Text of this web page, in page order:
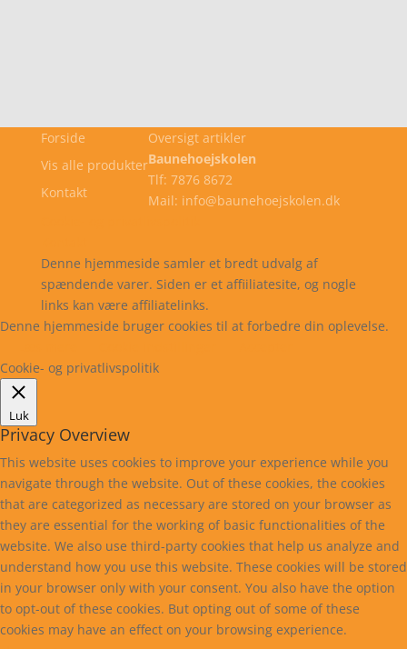
Forside
Vis alle produkter
Kontakt
Oversigt artikler
Baunehoejskolen
Tlf: 7876 8672
Mail: info@baunehoejskolen.dk
Denne hjemmeside samler et bredt udvalg af
spændende varer. Siden er et affiiliatesite, og nogle
links kan være affiliatelinks.
Denne hjemmeside bruger cookies til at forbedre din oplevelse.
Cookie- og privatlivspolitik
Luk
Privacy Overview
This website uses cookies to improve your experience while you
navigate through the website. Out of these cookies, the cookies
that are categorized as necessary are stored on your browser as
they are essential for the working of basic functionalities of the
website. We also use third-party cookies that help us analyze and
understand how you use this website. These cookies will be stored
in your browser only with your consent. You also have the option
to opt-out of these cookies. But opting out of some of these
cookies may have an effect on your browsing experience.